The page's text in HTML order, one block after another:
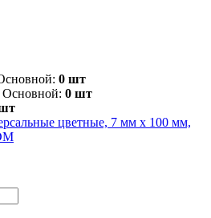
0 шт
0 шт
цветные, 7 мм x 100 мм,